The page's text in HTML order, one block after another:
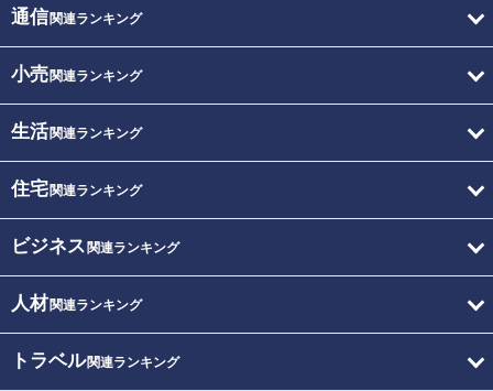
通信関連ランキング
小売関連ランキング
生活関連ランキング
住宅関連ランキング
ビジネス 関連ランキング
人材関連ランキング
トラベル関連ランキング